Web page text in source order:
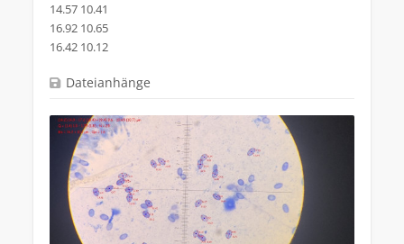
14.57 10.41
16.92 10.65
16.42 10.12
Dateianhänge